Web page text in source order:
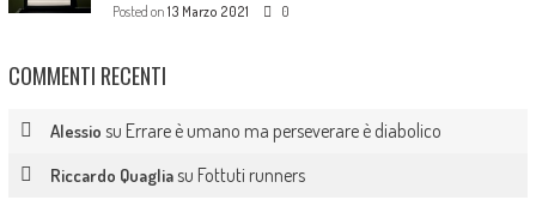
Posted on 13 Marzo 2021 0
COMMENTI RECENTI
Alessio su Errare è umano ma perseverare è diabolico
Riccardo Quagliasu Fottuti runners